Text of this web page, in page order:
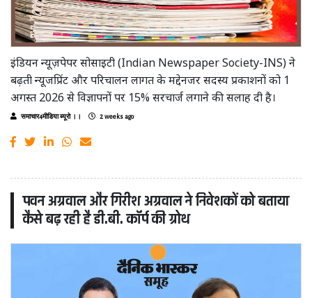
इंडियन न्यूज़पेपर सोसाइटी (Indian Newspaper Society-INS) ने
बढ़ती न्यूजप्रिंट और परिचालन लागत के मद्देनजर सदस्य प्रकाशनों को 1
अगस्त 2026 से विज्ञापनों पर 15% सरचार्ज लगाने की सलाह दी है।
समाचार4मीडिया ब्यूरो ।। 2 weeks ago
पवन अग्रवाल और गिरीश अग्रवाल ने निवेशकों को बताया
कैसे बढ़ रही है डी.बी. कॉर्प की ग्रोथ